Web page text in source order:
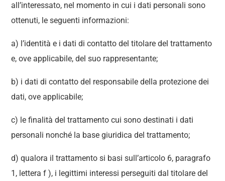
all’interessato, nel momento in cui i dati personali sono
ottenuti, le seguenti informazioni:
a) l’identità e i dati di contatto del titolare del trattamento
e, ove applicabile, del suo rappresentante;
b) i dati di contatto del responsabile della protezione dei
dati, ove applicabile;
c) le finalità del trattamento cui sono destinati i dati
personali nonché la base giuridica del trattamento;
d) qualora il trattamento si basi sull’articolo 6, paragrafo
1, lettera f ), i legittimi interessi perseguiti dal titolare del